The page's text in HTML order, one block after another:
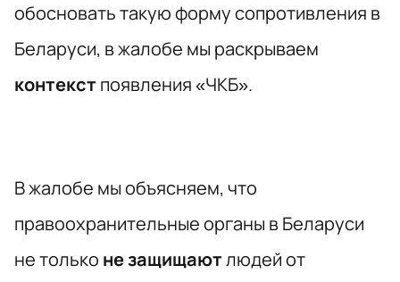
обосновать такую форму сопротивления в
Беларуси, в жалобе мы раскрываем
контекстпоявления «ЧКБ».
В жалобе мы объясняем, что
правоохранительные органы в Беларуси
не только не защищаютлюдей от